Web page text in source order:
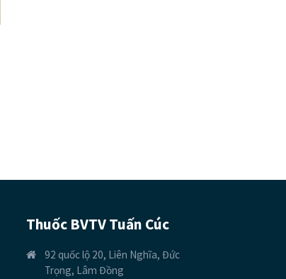
Thuốc BVTV Tuấn Cúc
92 quốc lộ 20, Liên Nghĩa, Đức
Trọng, Lâm Đồng